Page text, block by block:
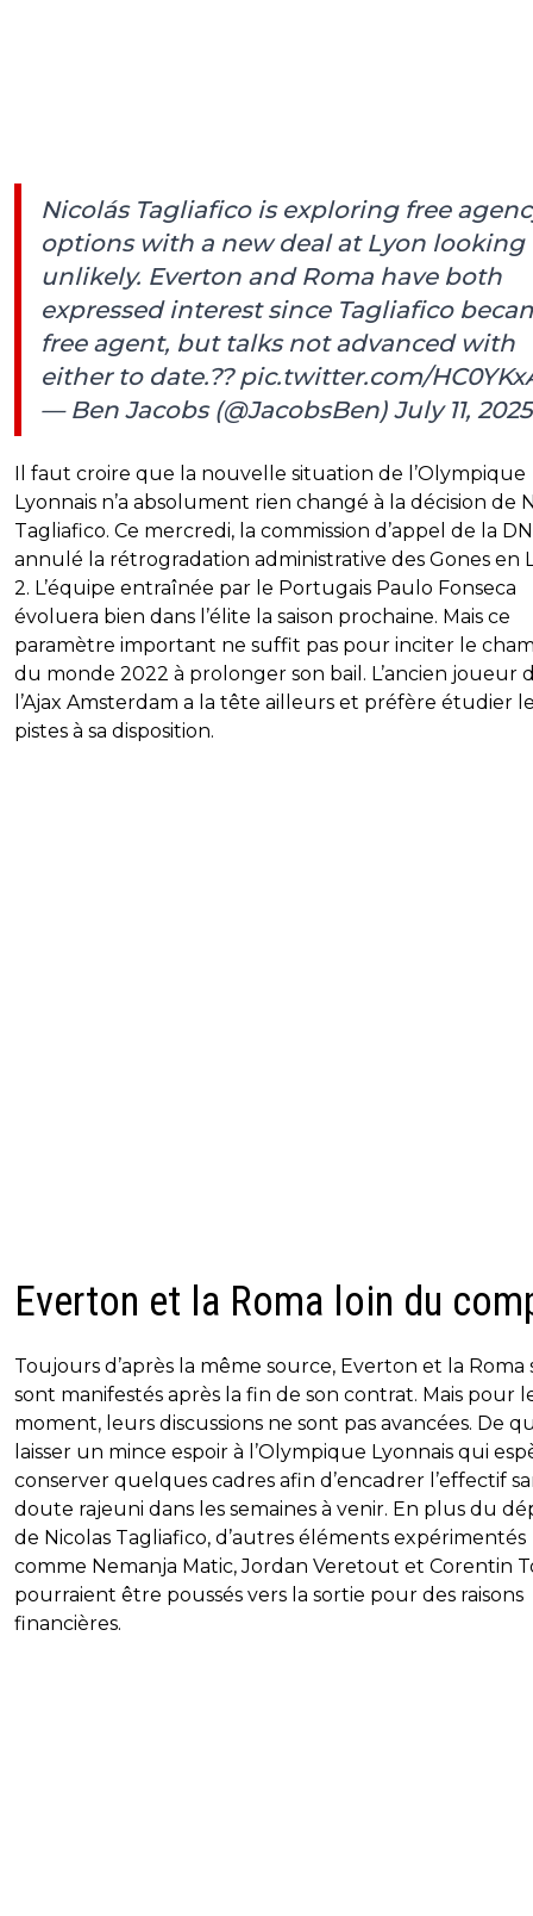
Nicolás Tagliafico is exploring free
options with a new deal at Lyon looking
unlikely. Everton and Roma have both
expressed interest since Tagliafico
free agent, but talks not advanced with
either to date.?? pic.twitter.com/
— Ben Jacobs (@JacobsBen) July 11, 2025
Il faut croire que la nouvelle situation de l’Olympique
Lyonnais n’a absolument rien changé à la décision de
Tagliafico. Ce mercredi, la commission d’appel de la
annulé la rétrogradation administrative des Gones en
2. L’équipe entraînée par le Portugais Paulo Fonseca
évoluera bien dans l’élite la saison prochaine. Mais ce
paramètre important ne suffit pas pour inciter le
du monde 2022 à prolonger son bail. L’ancien joueur
l’Ajax Amsterdam a la tête ailleurs et préfère étudier
pistes à sa disposition.
Everton et la Roma loin du
Toujours d’après la même source, Everton et la Roma
sont manifestés après la fin de son contrat. Mais pour
moment, leurs discussions ne sont pas avancées. De
laisser un mince espoir à l’Olympique Lyonnais qui
conserver quelques cadres afin d’encadrer l’effectif
doute rajeuni dans les semaines à venir. En plus du
de Nicolas Tagliafico, d’autres éléments expérimentés
comme Nemanja Matic, Jordan Veretout et Corentin
pourraient être poussés vers la sortie pour des raisons
financières.